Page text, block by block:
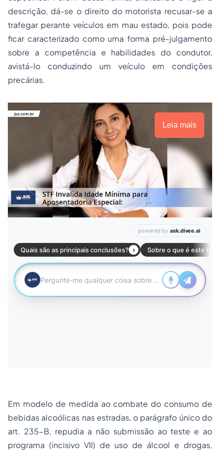
descrição, dá-se o direito do motorista recusar-se a
trafegar perante veículos em mau estado, pois pode
ficar caracterizado como uma forma pré-julgamento
sobre a competência e habilidades do condutor,
avistá-lo conduzindo um veículo em condições
precárias.
Leia mais
Em modelo de medida ao combate do consumo de
bebidas alcoólicas nas estradas, o parágrafo único do
art. 235-B, repudia a não submissão ao teste e ao
programa (incisivo VII) de uso de álcool e drogas,